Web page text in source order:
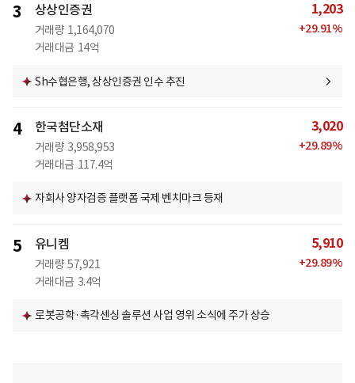
3 상상인증권
거래량 1,164,070
거래대금 14억
1,203
+29.91%
Sh수협은행, 상상인증권 인수 추진
4 한국첨단소재
거래량 3,958,953
거래대금 117.4억
3,020
+29.89%
자회사 양자검증 플랫폼 국제 벤치마크 등재
5 유니켐
거래량 57,921
거래대금 3.4억
5,910
+29.89%
로봇공학·촉각센싱 솔루션 사업 영위 소식에 주가 상승